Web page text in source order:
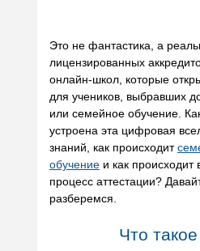
Это не фантастика, а
лицензированных
онлайн-школ, которые
для учеников, выбравших
или семейное обучение.
устроена эта цифровая
знаний, как происходит
обучение и как происходит
процесс аттестации?
разберемся.
Что такое